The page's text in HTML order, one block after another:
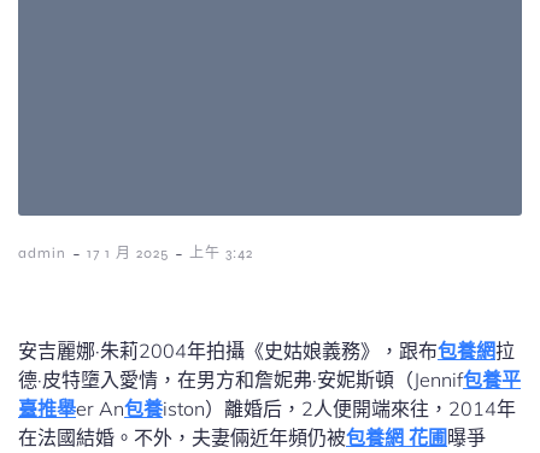
admin - 17 1 月 2025 - 上午 3:42
安吉麗娜·朱莉2004年拍攝《史姑娘義務》，跟布包養網拉
德·皮特墮入愛情，在男方和詹妮弗·安妮斯頓（Jennif包養平
臺推舉er An包養iston）離婚后，2人便開端來往，2014年
在法國結婚。不外，夫妻倆近年頻仍被包養網 花圃曝爭